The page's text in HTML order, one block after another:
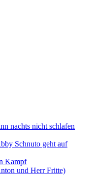
nachts nicht schlafen
Schnuto geht auf
Kampf
und Herr Fritte)